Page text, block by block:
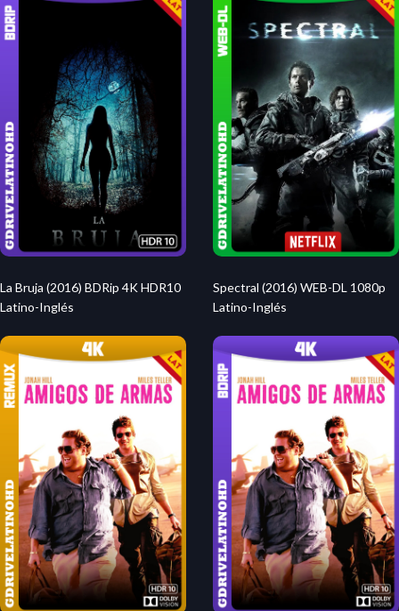
La Bruja (2016) BDRip 4K HDR10
Latino-Inglés
Spectral (2016) WEB-DL 1080p
Latino-Inglés